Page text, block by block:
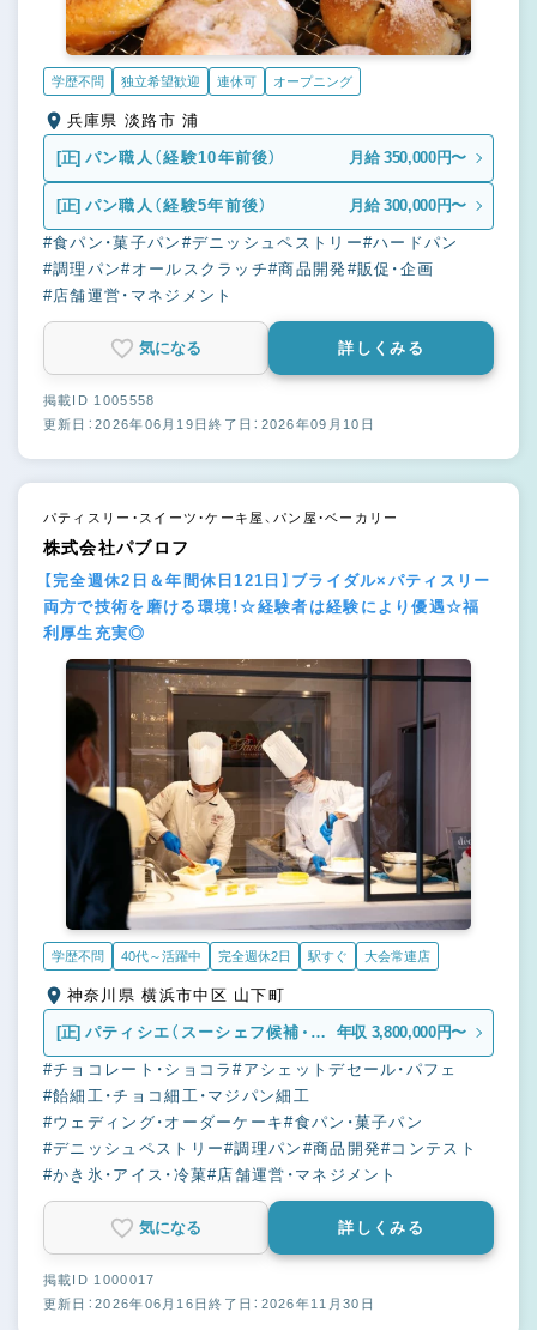
学歴不問 独立希望歓迎 連休可 オープニング
兵庫県 淡路市 浦
[正] パン職人（経験10年前後） 月給 350,000円〜
[正] パン職人（経験5年前後） 月給 300,000円〜
#食パン・菓子パン #デニッシュペストリー#ハードパン
#調理パン#オールスクラッチ#商品開発#販促・企画
#店舗運営・マネジメント
気になる 詳しくみる
掲載ID 1005558
更新日：2026年06月19日終了日：2026年09月10日
パティスリー・スイーツ・ケーキ屋、パン屋・ベーカリー
株式会社パブロフ
【完全週休2日＆年間休日121日】ブライダル×パティスリー
両方で技術を磨ける環境！☆経験者は経験により優遇☆福
利厚生充実◎
学歴不問 40代～活躍中 完全週休2日 駅すぐ 大会常連店
神奈川県 横浜市中区 山下町
[正] パティシエ（スーシェフ候補・シ
ェフ候補も含む）
年収 3,800,000円〜
#チョコレート・ショコラ#アシェットデセール・パフェ
#飴細工・チョコ細工・マジパン細工
#ウェディング・オーダーケーキ#食パン・菓子パン
#デニッシュペストリー#調理パン #商品開発#コンテスト
#かき氷・アイス・冷菓#店舗運営・マネジメント
気になる 詳しくみる
掲載ID 1000017
更新日：2026年06月16日終了日：2026年11月30日